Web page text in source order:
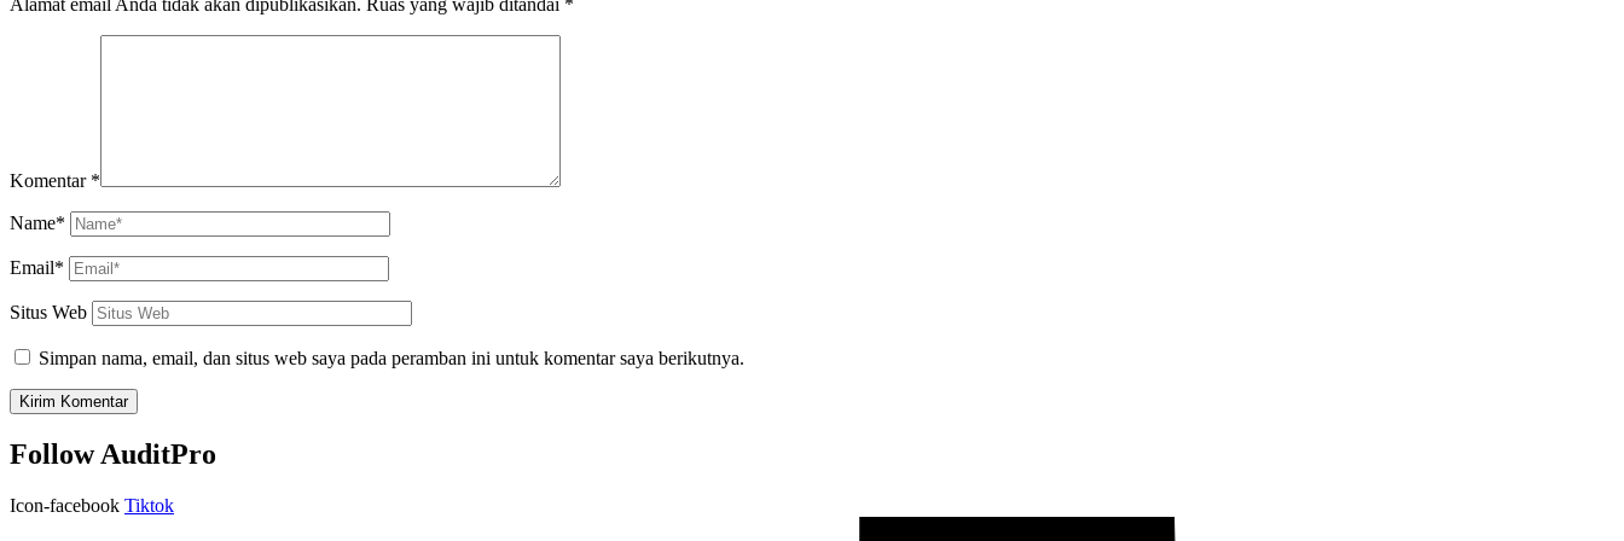
Komentar *
Name*
Email*
Situs Web
Simpan nama, email, dan situs web saya pada peramban ini untuk komentar saya berikutnya.
Follow AuditPro
Icon-facebook Tiktok